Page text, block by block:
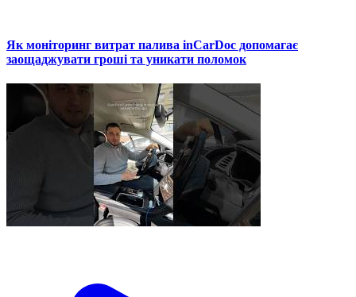
Як моніторинг витрат палива inCarDoc допомагає
заощаджувати гроші та уникати поломок